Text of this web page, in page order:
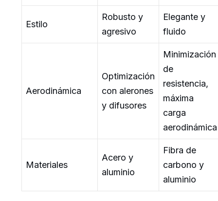
Estilo
Robusto y
agresivo
Elegante y
fluido
Aerodinámica
Optimización
con alerones
y difusores
Minimización
de
resistencia,
máxima
carga
aerodinámica
Materiales
Acero y
aluminio
Fibra de
carbono y
aluminio